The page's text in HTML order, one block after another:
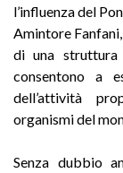
l’influenza del
Amintore
di una
consentono a
dell’attività
organismi del
Senza dubbio